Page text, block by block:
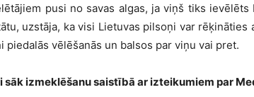
pusi no savas algas, ja viņš tiks
uzstāja, ka visi Lietuvas pilsoņi var
piedalās vēlēšanās un balsos par viņu vai pret.
sāk izmeklēšanu saistībā ar izteikumiem par